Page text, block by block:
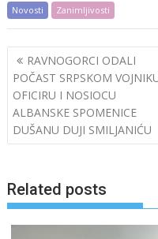
Novosti Zanimljivosti
Post
navigation
RAVNOGORCI ODALI
POČAST SRPSKOM
OFICIRU I NOSIOCU
ALBANSKE SPOMENICE
DUŠANU DUJI SMILJANIĆU
Related posts